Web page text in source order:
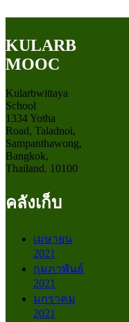
KULARB
MOOC
Kularbwittaya
School
1334 Yotha
Road, Taladnoi,
Sampanthawong,
Bangkok,
Thailand. 10100
คลังเก็บ
เมษายน
2021
กุมภาพันธ์
2021
มกราคม
2021